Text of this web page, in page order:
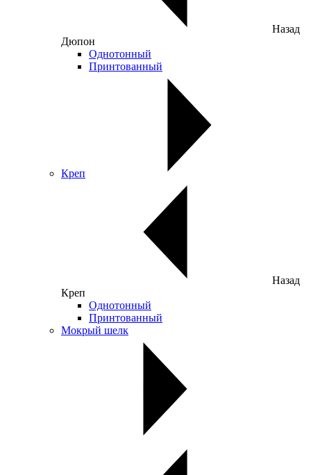
Назад
Дюпон
Однотонный
Принтованный
Креп
Назад
Креп
Однотонный
Принтованный
Мокрый шелк